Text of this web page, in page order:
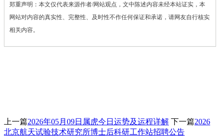
郑重声明：本文仅代表来源作者/网站观点，文中陈述内容未经本站证实，本
网站对内容的真实性、完整性、及时性不作任何保证和承诺，请网友自行核实
相关内容。
上一篇2026年05月09日属虎今日运势及运程详解 下一篇2026
北京航天试验技术研究所博士后科研工作站招聘公告